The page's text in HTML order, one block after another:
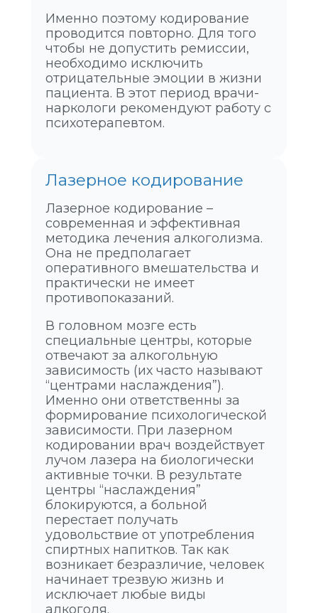
Именно поэтому кодирование
проводится повторно. Для того
чтобы не допустить ремиссии,
необходимо исключить
отрицательные эмоции в жизни
пациента. В этот период врачи-
наркологи рекомендуют работу с
психотерапевтом.
Лазерное кодирование
Лазерное кодирование –
современная и эффективная
методика лечения алкоголизма.
Она не предполагает
оперативного вмешательства и
практически не имеет
противопоказаний.
В головном мозге есть
специальные центры, которые
отвечают за алкогольную
зависимость (их часто называют
“центрами наслаждения”).
Именно они ответственны за
формирование психологической
зависимости. При лазерном
кодировании врач воздействует
лучом лазера на биологически
активные точки. В результате
центры “наслаждения”
блокируются, а больной
перестает получать
удовольствие от употребления
спиртных напитков. Так как
возникает безразличие, человек
начинает трезвую жизнь и
исключает любые виды
алкоголя.